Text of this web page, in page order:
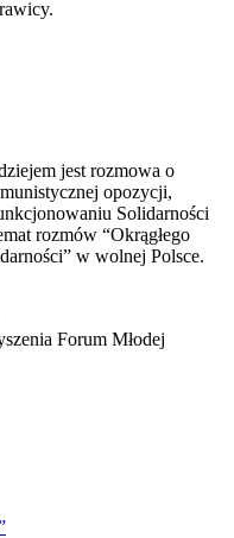
jest rozmowa o
opozycji,
Solidarności
rozmów “Okrągłego
w wolnej Polsce.
Forum Młodej